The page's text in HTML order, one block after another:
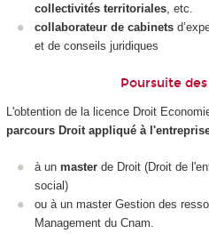
collectivités territoriales , etc.
collaborateur de cabinets
et de conseils juridiques
Poursuite
L'obtention de la licence Droit
parcours Droit appliqué à
à un master de Droit (Droit de
social)
ou à un master Gestion des
Management du Cnam.